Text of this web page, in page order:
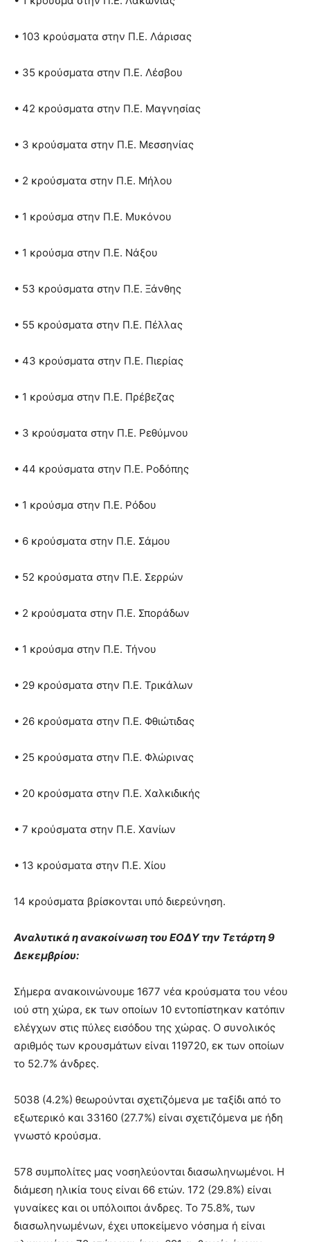
• 103 κρούσματα στην Π.Ε. Λάρισας
• 35 κρούσματα στην Π.Ε. Λέσβου
• 42 κρούσματα στην Π.Ε. Μαγνησίας
• 3 κρούσματα στην Π.Ε. Μεσσηνίας
• 2 κρούσματα στην Π.Ε. Μήλου
• 1 κρούσμα στην Π.Ε. Μυκόνου
• 1 κρούσμα στην Π.Ε. Νάξου
• 53 κρούσματα στην Π.Ε. Ξάνθης
• 55 κρούσματα στην Π.Ε. Πέλλας
• 43 κρούσματα στην Π.Ε. Πιερίας
• 1 κρούσμα στην Π.Ε. Πρέβεζας
• 3 κρούσματα στην Π.Ε. Ρεθύμνου
• 44 κρούσματα στην Π.Ε. Ροδόπης
• 1 κρούσμα στην Π.Ε. Ρόδου
• 6 κρούσματα στην Π.Ε. Σάμου
• 52 κρούσματα στην Π.Ε. Σερρών
• 2 κρούσματα στην Π.Ε. Σποράδων
• 1 κρούσμα στην Π.Ε. Τήνου
• 29 κρούσματα στην Π.Ε. Τρικάλων
• 26 κρούσματα στην Π.Ε. Φθιώτιδας
• 25 κρούσματα στην Π.Ε. Φλώρινας
• 20 κρούσματα στην Π.Ε. Χαλκιδικής
• 7 κρούσματα στην Π.Ε. Χανίων
• 13 κρούσματα στην Π.Ε. Χίου
14 κρούσματα βρίσκονται υπό διερεύνηση.
Αναλυτικά η ανακοίνωση του ΕΟΔΥ την Τετάρτη 9
Δεκεμβρίου:
Σήμερα ανακοινώνουμε 1677 νέα κρούσματα του νέου
ιού στη χώρα, εκ των οποίων 10 εντοπίστηκαν κατόπιν
ελέγχων στις πύλες εισόδου της χώρας. Ο συνολικός
αριθμός των κρουσμάτων είναι 119720, εκ των οποίων
το 52.7% άνδρες.
5038 (4.2%) θεωρούνται σχετιζόμενα με ταξίδι από το
εξωτερικό και 33160 (27.7%) είναι σχετιζόμενα με ήδη
γνωστό κρούσμα.
578 συμπολίτες μας νοσηλεύονται διασωληνωμένοι. Η
διάμεση ηλικία τους είναι 66 ετών. 172 (29.8%) είναι
γυναίκες και οι υπόλοιποι άνδρες. To 75.8%, των
διασωληνωμένων, έχει υποκείμενο νόσημα ή είναι